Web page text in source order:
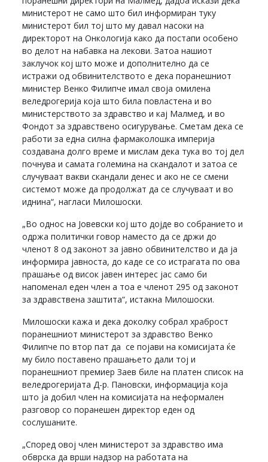
министерот не само што бил информиран туку
министерот бил тој што му давал насоки на
директорот на Онкологија како да постапи особено
во делот на набавка на лекови. Затоа нашиот
заклучок кој што може и дополнително да се
истражи од обвинителството е дека поранешниот
министер Венко Филипче имал своја омилена
веледрогерија која што била повластена и во
министерството за здравство и кај Малмед, и во
Фондот за здравствено осигурување. Сметам дека се
работи за една силна фармаколошка империја
создавана долго време и мислам дека тука во тој дел
почнува и самата големина на скандалот и затоа се
случуваат вакви скандали денес и ако не се смени
системот може да продолжат да се случуваат и во
иднина“, нагласи Милошоски.
„Во однос на Јовевски кој што дојде во собранието и
одржа политички говор наместо да се држи до
членот 8 од законот за јавно обвинителство и да ја
информира јавноста, до каде се со истрагата по ова
прашање од висок јавен интерес јас само би
напоменал еден член а тоа е членот 295 од законот
за здравствена заштита“, истакна Милошоски.
Милошоски кажа и дека доколку собрал храброст
поранешниот министерот за здравство Венко
Филипче по втор пат да се појави на комисијата ќе
му било поставено прашањето дали тој и
поранешниот премиер Заев биле на платен список на
веледрогеријата Д-р. Пановски, информација која
што ја добил член на комисијата на неформален
разговор со поранешен директор еден од
сослушаните.
„Според овој член министерот за здравство има
обврска да врши надзор на работата на